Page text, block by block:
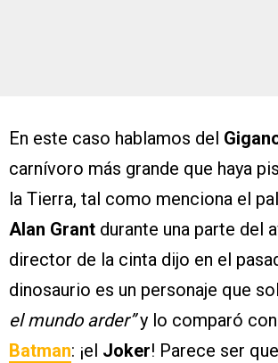
En este caso hablamos del
carnívoro más grande que haya
la Tierra, tal como menciona el
Alan Grant durante una parte del
director de la cinta dijo en el
dinosaurio es un personaje que
el mundo arder”y lo comparó
Batman: ¡el Joker! Parece ser